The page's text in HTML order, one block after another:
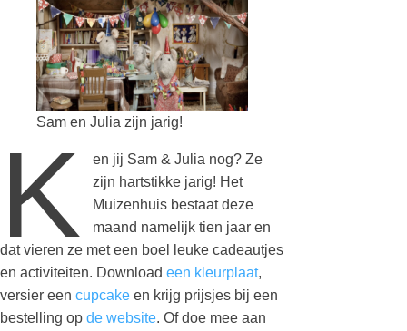
Sam en Julia zijn jarig!
K
en jij Sam & Julia nog? Ze
zijn hartstikke jarig! Het
Muizenhuis bestaat deze
maand namelijk tien jaar en
dat vieren ze met een boel leuke cadeautjes
en activiteiten. Download een kleurplaat,
versier een cupcake en krijg prijsjes bij een
bestelling op de website. Of doe mee aan